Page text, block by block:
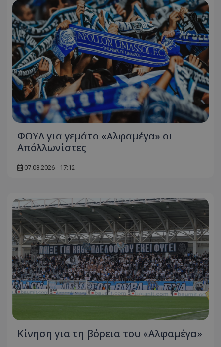
ΦΟΥΛ για γεμάτο «Αλφαμέγα» οι
Απόλλωνίστες
07.08.2026 - 17:12
Κίνηση για τη βόρεια του «Αλφαμέγα»